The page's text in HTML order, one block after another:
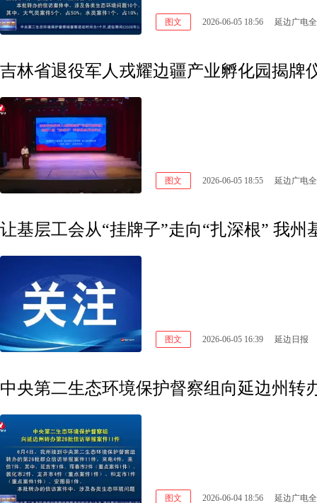
图文 2026-06-05 18:56 延边广电
图文 2026-06-05 18:55 延边广电
让基层工会从“挂牌子”走向“扎深根” 我
图文 2026-06-05 16:39 延边日报
中央第二生态环境保护督察组向延边州转
图文 2026-06-04 18:56 延边广电